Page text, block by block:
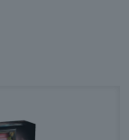
sub formă
reprezenta un